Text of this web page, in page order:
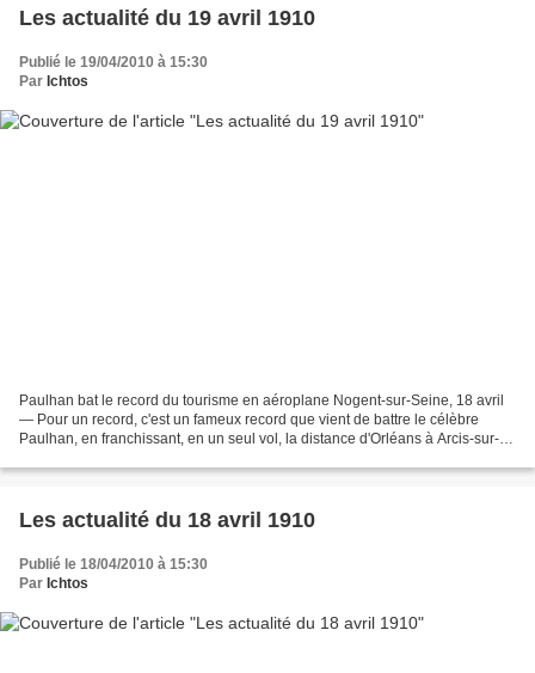
Les actualité du 19 avril 1910
Publié le 19/04/2010 à 15:30
Par Ichtos
Paulhan bat le record du tourisme en aéroplane Nogent-sur-Seine, 18 avril
— Pour un record, c'est un fameux record que vient de battre le célèbre
Paulhan, en franchissant, en un seul vol, la distance d'Orléans à Arcis-sur-
Les actualité du 18 avril 1910
Publié le 18/04/2010 à 15:30
Par Ichtos